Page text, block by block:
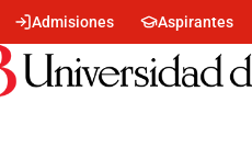
Menu
encabezado
-
Centro
Admisiones Aspirantes